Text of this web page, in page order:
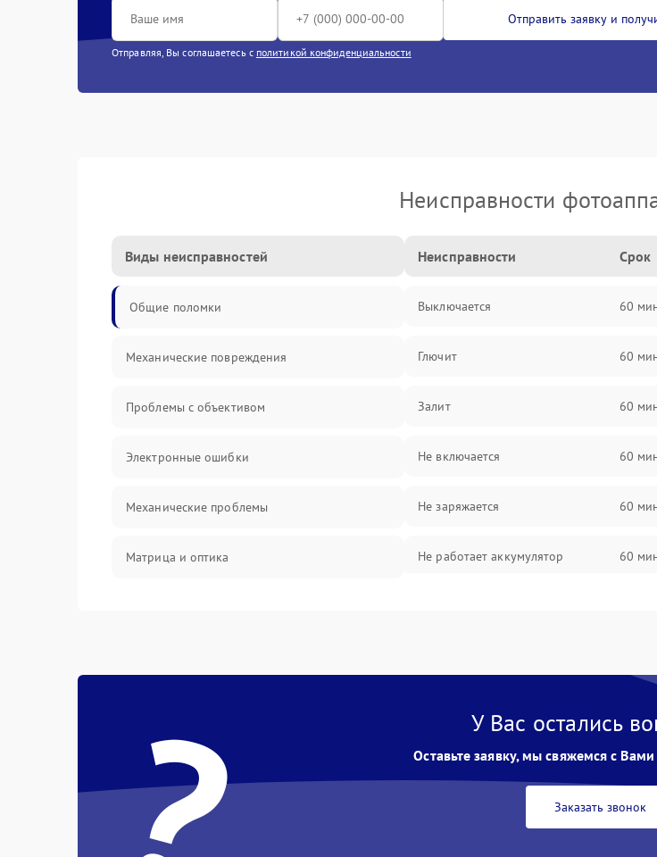
Отправить заявку и
Отправляя, Вы соглашаетесь с политикой конфиденциальности
Неисправности
Виды неисправностей
Общие поломки
Механические повреждения
Проблемы с объективом
Электронные ошибки
Механические проблемы
Матрица и оптика
Программные сбои
Коммуникации и интерфейсы
Неисправности Срок
Выключается 60
Глючит 60
Залит 60
Не включается 60
Не заряжается 60
Не работает аккумулятор 60
У Вас остались
Оставьте заявку, мы свяжемся с
Заказать звонок